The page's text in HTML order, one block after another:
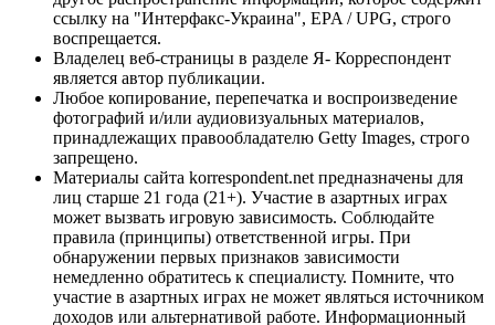
ссылку на "Интерфакс-Украина", EPA / UPG, строго
воспрещается.
Владелец веб-страницы в разделе Я- Корреспондент
является автор публикации.
Любое копирование, перепечатка и воспроизведение
фотографий и/или аудиовизуальных материалов,
принадлежащих правообладателю Getty Images, строго
запрещено.
Материалы сайта korrespondent.net предназначены для
лиц старше 21 года (21+). Участие в азартных играх
может вызвать игровую зависимость. Соблюдайте
правила (принципы) ответственной игры. При
обнаружении первых признаков зависимости
немедленно обратитесь к специалисту. Помните, что
участие в азартных играх не может являться источником
доходов или альтернативой работе. Информационный